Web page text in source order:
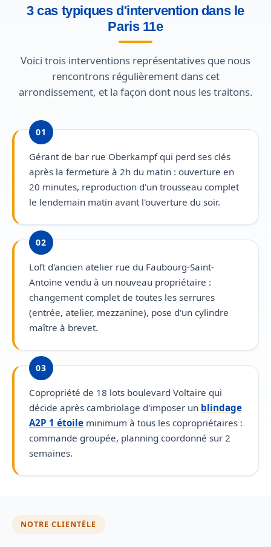
3 cas typiques d'intervention dans le
Paris 11e
Voici trois interventions représentatives que nous
rencontrons régulièrement dans cet
arrondissement, et la façon dont nous les traitons.
01
Gérant de bar rue Oberkampf qui perd ses clés
après la fermeture à 2h du matin : ouverture en
20 minutes, reproduction d'un trousseau complet
le lendemain matin avant l'ouverture du soir.
02
Loft d'ancien atelier rue du Faubourg-Saint-
Antoine vendu à un nouveau propriétaire :
changement complet de toutes les serrures
(entrée, atelier, mezzanine), pose d'un cylindre
maître à brevet.
03
Copropriété de 18 lots boulevard Voltaire qui
décide après cambriolage d'imposer un blindage
A2P 1 étoile minimum à tous les copropriétaires :
commande groupée, planning coordonné sur 2
semaines.
NOTRE CLIENTÈLE